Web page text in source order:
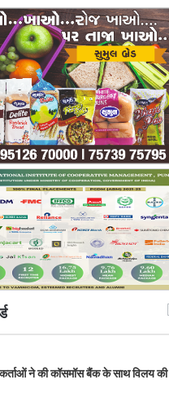
ने की कॉसमॉस बैंक के साथ विलय की